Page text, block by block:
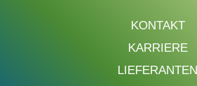
KONTAKT
KARRIERE
LIEFERANTEN